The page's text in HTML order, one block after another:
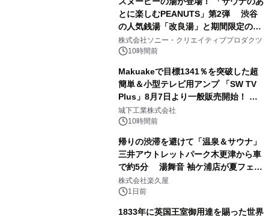
とに楽しむPEANUTS」第2弾 渋谷
の人気銭湯「改良湯」と期間限定のコ
ラボレーション サウナイキタイコラ
ボグッズも発売決定！
株式会社ソニー・クリエイティブプロダクツ
10時間前
Makuakeで目標1341％を突破した超
簡単＆小型テレビ用アンプ 「SW TV
Plus」8月7日より一般販売開始！ ケ
ーブル1本つなぐだけ、テレビの音が
ぐっと豊かに
城下工業株式会社
10時間前
帰りの渋滞を避けて「温泉＆サウナ」
三井アウトレットパーク木更津から車
で約5分 湯舞音 袖ケ浦店が夏フェア
メニューを提供
株式会社楽久屋
1日前
1833年に英国王室御用達を賜った世界